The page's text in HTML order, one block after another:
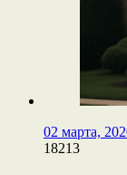
02 марта,
18213